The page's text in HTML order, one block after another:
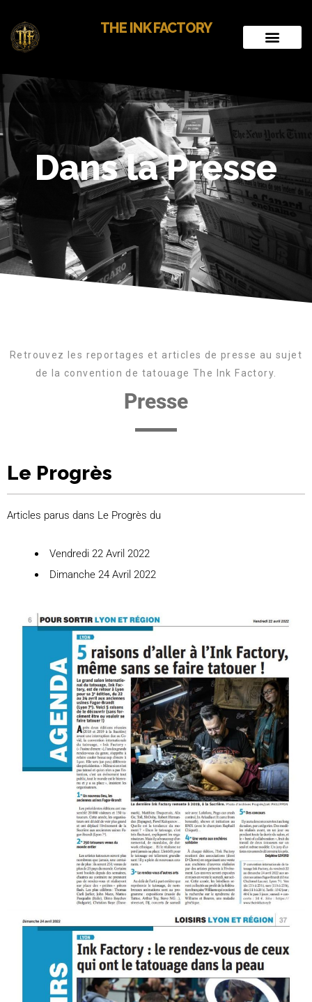
THE INK FACTORY
Dans la Presse
Retrouvez les reportages et articles de presse au sujet
de la convention de tatouage The Ink Factory.
Presse
Le Progrès
Articles parus dans Le Progrès du
Vendredi 22 Avril 2022
Dimanche 24 Avril 2022